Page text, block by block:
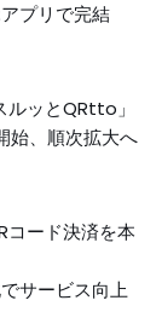
プリで完結
ッとQRtto」
始、順次拡大へ
コード決済を本
サービス向上